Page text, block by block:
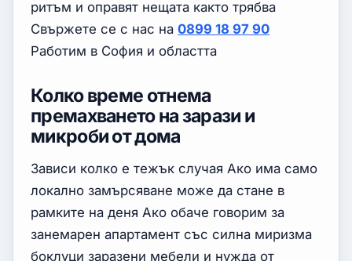
ритъм и оправят нещата както трябва
Свържете се с нас на 0899 18 97 90
Работим в София и областта
Колко време отнема
премахването на зарази и
микроби от дома
Зависи колко е тежък случая Ако има само
локално замърсяване може да стане в
рамките на деня Ако обаче говорим за
занемарен апартамент със силна миризма
боклуци заразени мебели и нужда от